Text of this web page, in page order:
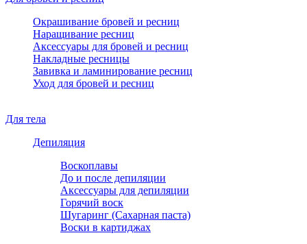
Окрашивание бровей и ресниц
Наращивание ресниц
Аксессуары для бровей и ресниц
Накладные ресницы
Завивка и ламинирование ресниц
Уход для бровей и ресниц
Для тела
Депиляция
Воскоплавы
До и после депиляции
Аксессуары для депиляции
Горячий воск
Шугаринг (Сахарная паста)
Воски в картиджах